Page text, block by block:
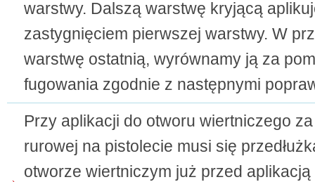
warstwy. Dalszą warstwę kryjącą
zastygnięciem pierwszej warstwy. W
warstwę ostatnią, wyrównamy ją za
fugowania zgodnie z następnymi
Przy aplikacji do otworu wiertniczego
rurowej na pistolecie musi się
otworze wiertniczym już przed